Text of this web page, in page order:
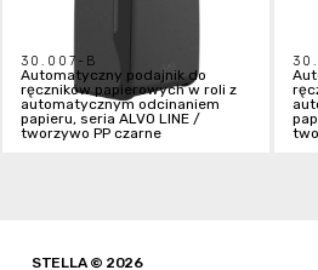
30.007-B
Automatyczny podajnik do
ręczników papierowych w roli z
automatycznym odcinaniem
papieru, seria ALVO LINE /
tworzywo PP czarne
STELLA © 2026